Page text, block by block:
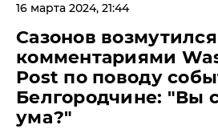
16 марта 2024, 21:44
Сазонов возмутился
комментариями
Post по поводу
Белгородчине: "Вы
ума?"